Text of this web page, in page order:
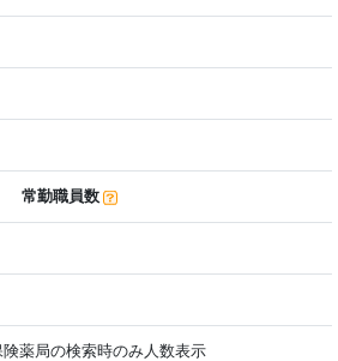
常勤職員数
薬局の検索時のみ人数表示